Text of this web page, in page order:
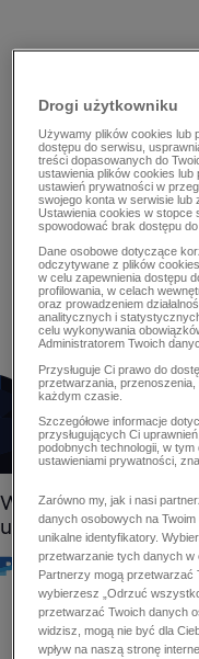
Drogi użytkowniku
Używamy plików cookies lub
dostępu do serwisu,
treści dopasowanych do
ustawienia plików cookies
ustawień prywatności w
swojego konta w serwisie lub
Ustawienia cookies w stopce
spowodować brak dostępu
Dane osobowe dotyczące
odczytywane z plików
w celu zapewnienia dostępu
profilowania, w celach
oraz prowadzeniem
analitycznych i
celu wykonywania
Administratorem Twoich
Przysługuje Ci prawo do
przetwarzania,
każdym czasie.
Szczegółowe informacje
przysługujących Ci
podobnych technologii, w
ustawieniami prywatności,
Zarówno my, jak i nasi
danych osobowych na
unikalne identyfikatory.
przetwarzanie tych danych w
Partnerzy mogą przetwarzać
wybierzesz „Odrzuć
przetwarzać Twoich danych
widzisz, mogą nie być dla
wpływ na naszą stronę